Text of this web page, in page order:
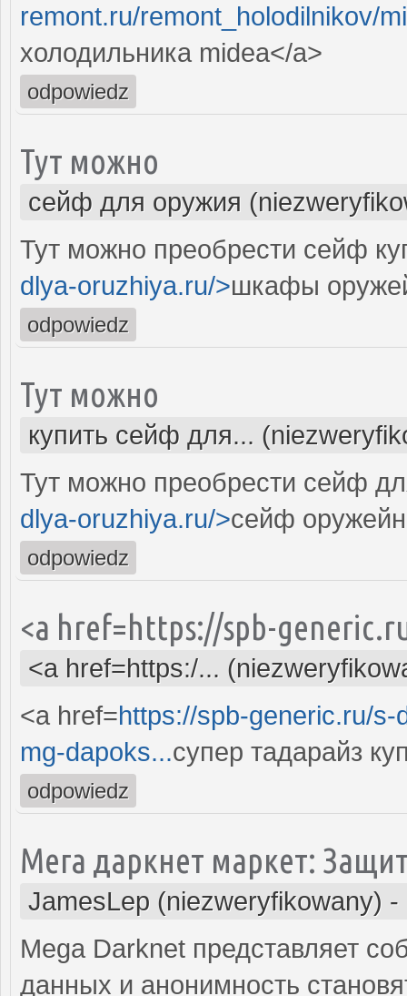
remont.ru/remont_holodilnikov/
холодильника midea</a>
odpowiedz
Тут можно
сейф для оружия
Тут можно преобрести сейф
dlya-oruzhiya.ru/>шкафы
odpowiedz
Тут можно
купить сейф для...
Тут можно преобрести сейф
dlya-oruzhiya.ru/>сейф
odpowiedz
<a href=https://spb-
<a href=https:/...
<a href=https://spb-generic.ru/
mg-dapoks...супер тадарайз
odpowiedz
Мега даркнет маркет:
JamesLep (niezweryfikowany) -
Mega Darknet представляет
данных и анонимность